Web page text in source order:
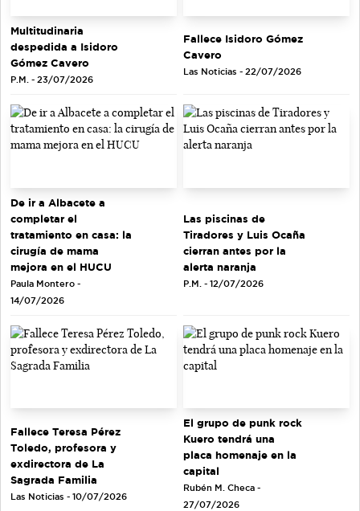
Multitudinaria
despedida a Isidoro
Gómez Cavero
P.M. - 23/07/2026
Fallece Isidoro Gómez
Cavero
Las Noticias - 22/07/2026
De ir a Albacete a
completar el
tratamiento en casa: la
cirugía de mama
mejora en el HUCU
Paula Montero -
14/07/2026
Las piscinas de
Tiradores y Luis Ocaña
cierran antes por la
alerta naranja
P.M. - 12/07/2026
Fallece Teresa Pérez
Toledo, profesora y
exdirectora de La
Sagrada Familia
Las Noticias - 10/07/2026
El grupo de punk rock
Kuero tendrá una
placa homenaje en la
capital
Rubén M. Checa -
27/07/2026